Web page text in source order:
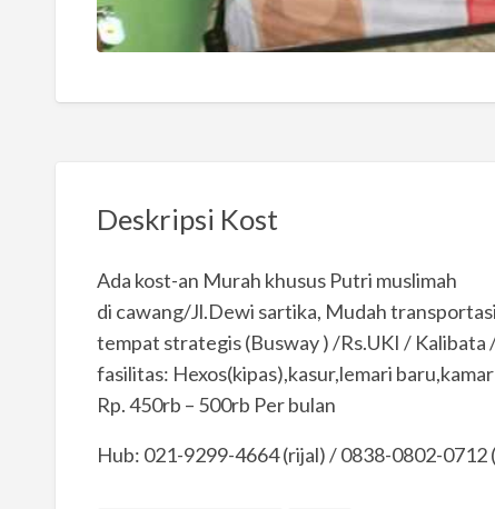
Deskripsi Kost
Ada kost-an Murah khusus Putri muslimah
di cawang/Jl.Dewi sartika, Mudah
tempat strategis (Busway ) /Rs.UKI / Kalibata
fasilitas: Hexos(kipas),kasur,lemari
Rp. 450rb – 500rb Per bulan
Hub: 021-9299-4664 (rijal) / 0838-0802-0712